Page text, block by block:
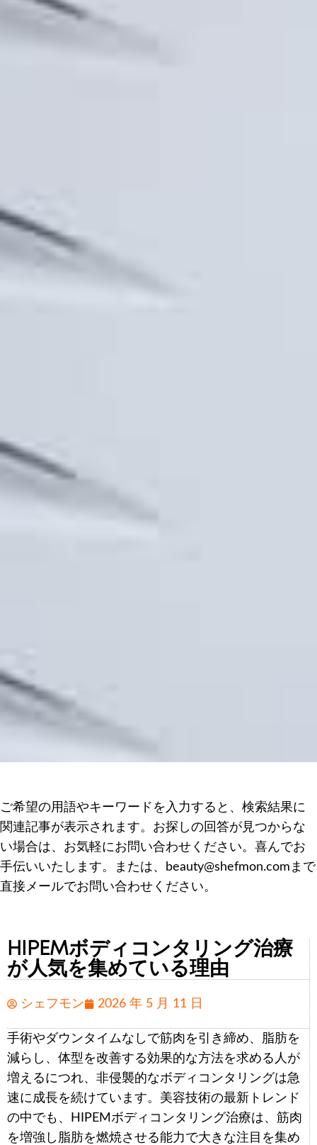
ご希望の用語やキーワードを入力すると、検索結果に
関連記事が表示されます。お探しの回答が見つからな
い場合は、お気軽にお問い合わせください。喜んでお
手伝いいたします。または、beauty@shefmon.comまで
直接メールでお問い合わせください。
HIPEMボディコンタリング治療
が人気を集めている理由
シェフモン 2026 年 5 月 11 日
手術やダウンタイムなしで筋肉を引き締め、脂肪を
減らし、体型を改善する効果的な方法を求める人が
増えるにつれ、非侵襲的なボディコンタリングは急
速に成長を続けています。美容技術の最新トレンド
の中でも、HIPEMボディコンタリング治療は、筋肉
を増強し脂肪を燃焼させる能力で大きな注目を集め